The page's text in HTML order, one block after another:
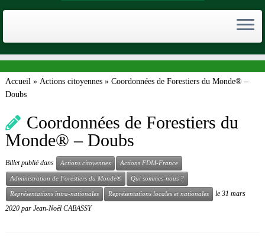
Accueil » Actions citoyennes » Coordonnées de Forestiers du Monde® –
Doubs
Coordonnées de Forestiers du
Monde® – Doubs
Billet publié dans Actions citoyennes Actions FDM-France
Administration de Forestiers du Monde® Qui sommes-nous ?
Représentations intra-nationales Représentations locales et nationales le 31 mars
2020 par Jean-Noël CABASSY